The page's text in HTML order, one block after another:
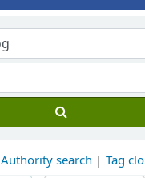
Authority search Tag